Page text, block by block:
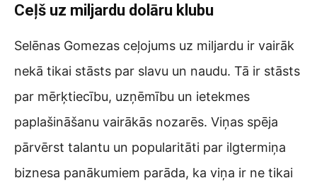
Ceļš uz miljardu dolāru klubu
Selēnas Gomezas ceļojums uz miljardu ir vairāk
nekā tikai stāsts par slavu un naudu. Tā ir stāsts
par mērķtiecību, uzņēmību un ietekmes
paplašināšanu vairākās nozarēs. Viņas spēja
pārvērst talantu un popularitāti par ilgtermiņa
biznesa panākumiem parāda, ka viņa ir ne tikai